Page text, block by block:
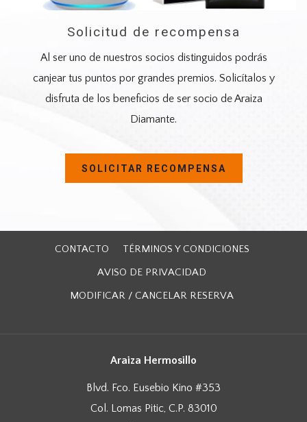
Solicitud de recompensa
Al ser uno de nuestros socios distinguidos podrás
canjear tus puntos por grandes premios. Solicítalos y
disfruta de los beneficios de ser socio de Araiza
Diamante.
SOLICITAR RECOMPENSA
CONTACTO
TÉRMINOS Y CONDICIONES
AVISO DE PRIVACIDAD
MODIFICAR / CANCELAR RESERVA
Araiza Hermosillo
Blvd. Fco. Eusebio Kino #353
Col. Lomas Pitic, C.P. 83010